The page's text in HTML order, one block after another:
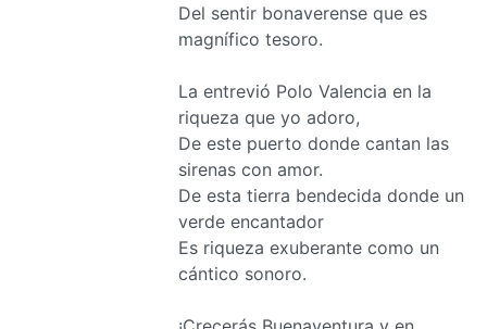
Del sentir bonaverense que es
magnífico tesoro.
La entrevió Polo Valencia en la
riqueza que yo adoro,
De este puerto donde cantan las
sirenas con amor.
De esta tierra bendecida donde un
verde encantador
Es riqueza exuberante como un
cántico sonoro.